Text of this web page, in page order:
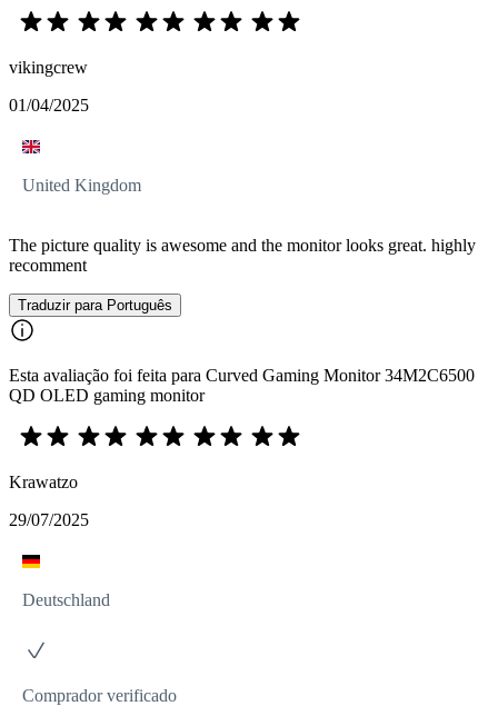
vikingcrew
01/04/2025
United Kingdom
The picture quality is awesome and the monitor looks great. highly
recomment
Traduzir para Português
Esta avaliação foi feita para Curved Gaming Monitor 34M2C6500
QD OLED gaming monitor
Krawatzo
29/07/2025
Deutschland
Comprador verificado